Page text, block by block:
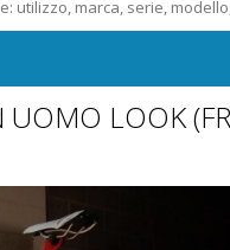
UOMO LOOK